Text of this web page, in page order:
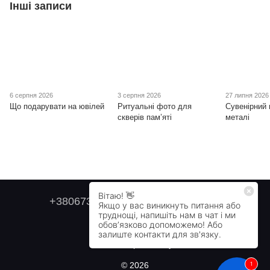
Інші записи
6 серпня 2026
Що подарувати на ювілей
3 серпня 2026
Ритуальні фото для
скверів пам’яті
27 липня 2026
Сувенірний
металі
+380673179749 +380505478711
Контактна інформація
© 2026